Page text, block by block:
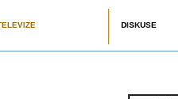
DISKUSE